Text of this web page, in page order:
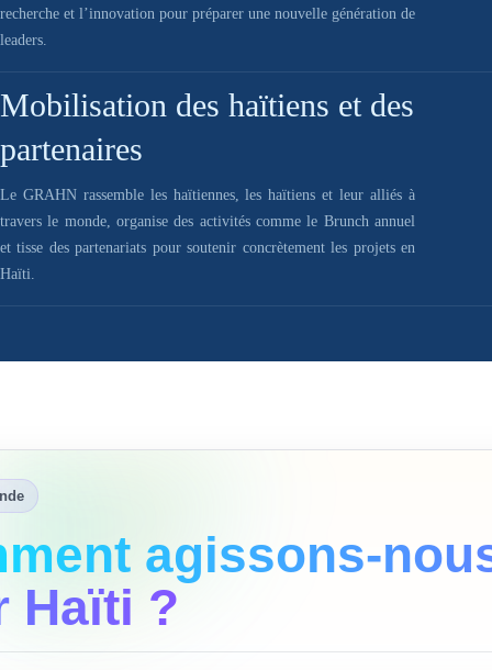
recherche et l’innovation pour préparer une nouvelle génération de
leaders.
Mobilisation des haïtiens et des
partenaires
Le GRAHN rassemble les haïtiennes, les haïtiens et leur alliés à
travers le monde, organise des activités comme le Brunch annuel
et tisse des partenariats pour soutenir concrètement les projets en
Haïti.
agissons-
Haïti ?